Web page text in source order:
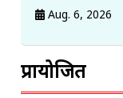
Aug. 6, 2026
प्रायोजित